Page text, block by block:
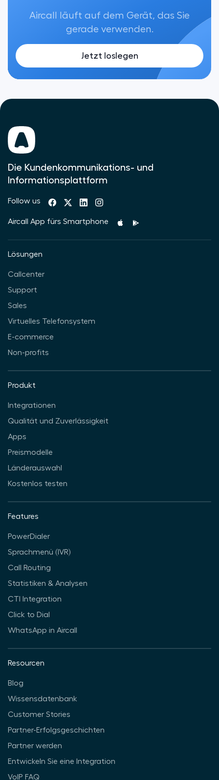
Aircall läuft auf dem Gerät, das Sie
gerade verwenden.
Jetzt loslegen
Die Kundenkommunikations- und
Informationsplattform
Follow us
Aircall App fürs Smartphone
Lösungen
Callcenter
Support
Sales
Virtuelles Telefonsystem
E-commerce
Non-profits
Produkt
Integrationen
Qualität und Zuverlässigkeit
Apps
Preismodelle
Länderauswahl
Kostenlos testen
Features
PowerDialer
Sprachmenü (IVR)
Call Routing
Statistiken & Analysen
CTI Integration
Click to Dial
WhatsApp in Aircall
Resourcen
Blog
Wissensdatenbank
Customer Stories
Partner-Erfolgsgeschichten
Partner werden
Entwickeln Sie eine Integration
VoIP FAQ